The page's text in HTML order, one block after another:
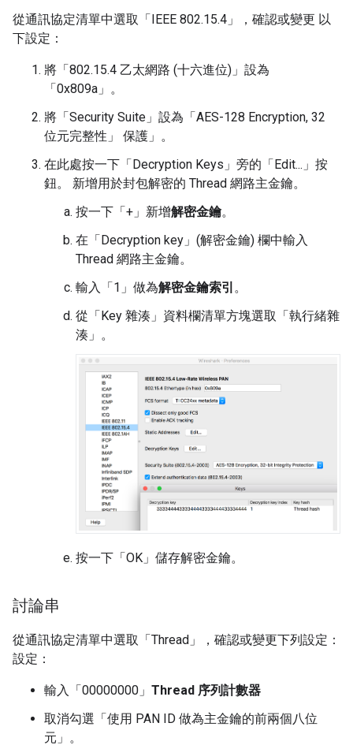
從通訊協定清單中選取「IEEE 802.15.4」
，確認或變更 以
下設定：
將「802.15.4 乙太網路 (十六進位)」 設為
「0x809a」。
將「Security Suite」 設為「AES-128 Encryption, 32
位元完整性」 保護」。
在此處按一下「Decryption Keys」 旁的「Edit...」 按
鈕。 新增用於封包解密的 Thread 網路主金鑰。
按一下「+」 新增解密金鑰。
在「Decryption key」(解密金鑰) 欄中輸入
Thread 網路主金鑰。
輸入「1」做為解密金鑰索引 。
從「Key 雜湊」 資料欄清單方塊選取「執行緒雜
湊」 。
按一下「OK」 儲存解密金鑰。
討論串
從通訊協定清單中選取「Thread」
，確認或變更下列設定：
設定：
輸入「00000000」 Thread 序列計數器
取消勾選「使用 PAN ID 做為主金鑰的前兩個八位
元」 。